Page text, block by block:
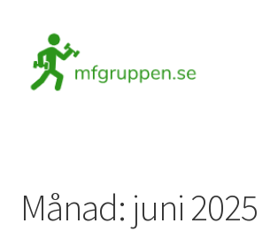
navigation
content
Månad: juni 2025